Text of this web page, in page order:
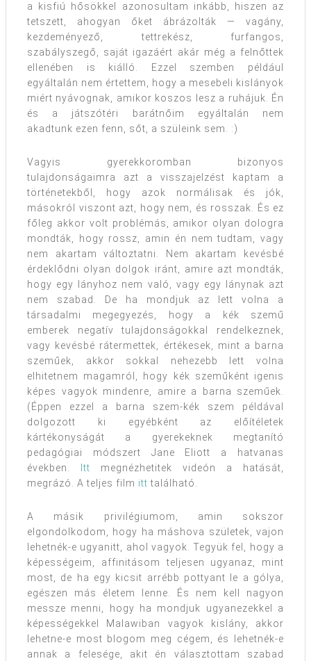
a kisfiú hősökkel azonosultam inkább, hiszen az
tetszett, ahogyan őket ábrázolták — vagány,
kezdeményező, tettrekész, furfangos,
szabályszegő, saját igazáért akár még a felnőttek
ellenében is kiálló. Ezzel szemben például
egyáltalán nem értettem, hogy a mesebeli kislányok
miért nyávognak, amikor koszos lesz a ruhájuk. Én
és a játszótéri barátnőim egyáltalán nem
akadtunk ezen fenn, sőt, a szüleink sem. :)
Vagyis gyerekkoromban bizonyos
tulajdonságaimra azt a visszajelzést kaptam a
történetekből, hogy azok normálisak és jók,
másokról viszont azt, hogy nem, és rosszak. És ez
főleg akkor volt problémás, amikor olyan dologra
mondták, hogy rossz, amin én nem tudtam, vagy
nem akartam változtatni. Nem akartam kevésbé
érdeklődni olyan dolgok iránt, amire azt mondták,
hogy egy lányhoz nem való, vagy egy lánynak azt
nem szabad. De ha mondjuk az lett volna a
társadalmi megegyezés, hogy a kék szemű
emberek negatív tulajdonságokkal rendelkeznek,
vagy kevésbé rátermettek, értékesek, mint a barna
szeműek, akkor sokkal nehezebb lett volna
elhitetnem magamról, hogy kék szeműként igenis
képes vagyok mindenre, amire a barna szeműek.
(Éppen ezzel a barna szem-kék szem példával
dolgozott ki egyébként az előítéletek
kártékonyságát a gyerekeknek megtanító
pedagógiai módszert Jane Eliott a hatvanas
években.
Itt megnézhetitek videón a hatását,
megrázó. A teljes film itt található.
A másik privilégiumom, amin sokszor
elgondolkodom, hogy ha máshova születek, vajon
lehetnék-e ugyanitt, ahol vagyok. Tegyük fel, hogy a
képességeim, affinitásom teljesen ugyanaz, mint
most, de ha egy kicsit arrébb pottyant le a gólya,
egészen más életem lenne. És nem kell nagyon
messze menni, hogy ha mondjuk ugyanezekkel a
képességekkel Malawiban vagyok kislány, akkor
lehetne-e most blogom meg cégem, és lehetnék-e
annak a felesége, akit én választottam szabad